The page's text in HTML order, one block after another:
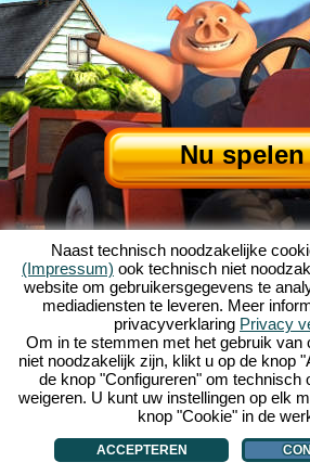
Nu spelen
Over My Free Farm|Het verhaal van dit
AGV|Impressum|Privacybeleid|
My Free Farm 2 App |Google Play
Browsergames - Upjers.com|
Naast technisch noodzakelijke
(Impressum) ook technisch niet
website om gebruikersgegevens te
mediadiensten te leveren. Meer
privacyverklaring Privacy
Om in te stemmen met het gebruik van
niet noodzakelijk zijn, klikt u op de knop
de knop "Configureren" om technisch
weigeren. U kunt uw instellingen op elk
knop "Cookie" in de
ACCEPTEREN